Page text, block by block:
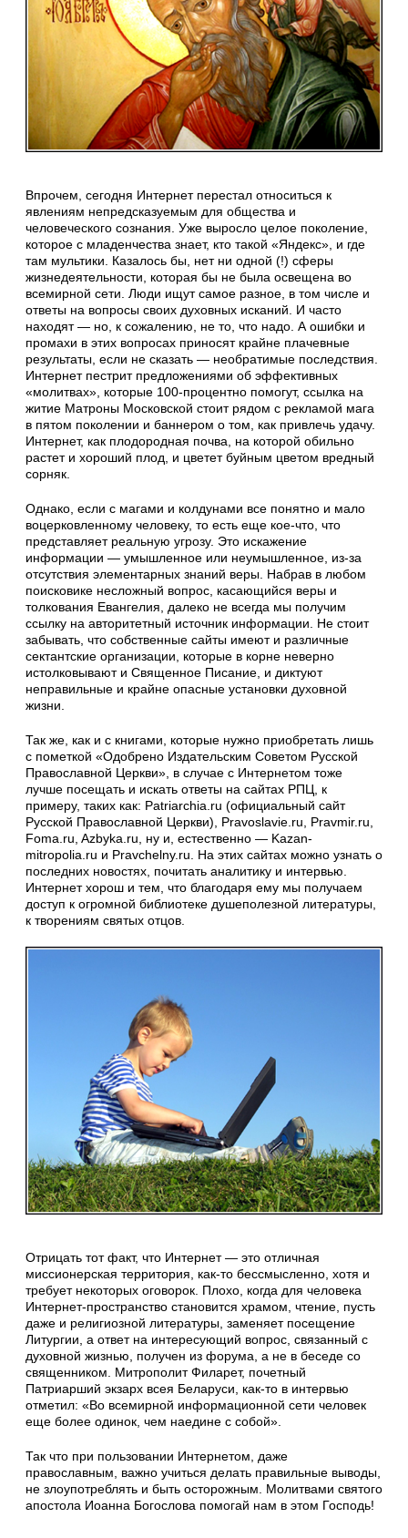
Впрочем, сегодня Интернет перестал относиться к
явлениям непредсказуемым для общества и
человеческого сознания. Уже выросло целое поколение,
которое с младенчества знает, кто такой «Яндекс», и где
там мультики. Казалось бы, нет ни одной (!) сферы
жизнедеятельности, которая бы не была освещена во
всемирной сети. Люди ищут самое разное, в том числе и
ответы на вопросы своих духовных исканий. И часто
находят — но, к сожалению, не то, что надо. А ошибки и
промахи в этих вопросах приносят крайне плачевные
результаты, если не сказать — необратимые последствия.
Интернет пестрит предложениями об эффективных
«молитвах», которые 100-процентно помогут, ссылка на
житие Матроны Московской стоит рядом с рекламой мага
в пятом поколении и баннером о том, как привлечь удачу.
Интернет, как плодородная почва, на которой обильно
растет и хороший плод, и цветет буйным цветом вредный
сорняк.
Однако, если с магами и колдунами все понятно и мало
воцерковленному человеку, то есть еще кое-что, что
представляет реальную угрозу. Это искажение
информации — умышленное или неумышленное, из-за
отсутствия элементарных знаний веры. Набрав в любом
поисковике несложный вопрос, касающийся веры и
толкования Евангелия, далеко не всегда мы получим
ссылку на авторитетный источник информации. Не стоит
забывать, что собственные сайты имеют и различные
сектантские организации, которые в корне неверно
истолковывают и Священное Писание, и диктуют
неправильные и крайне опасные установки духовной
жизни.
Так же, как и с книгами, которые нужно приобретать лишь
с пометкой «Одобрено Издательским Советом Русской
Православной Церкви», в случае с Интернетом тоже
лучше посещать и искать ответы на сайтах РПЦ, к
примеру, таких как: Patriarchia.ru (официальный сайт
Русской Православной Церкви), Pravoslavie.ru, Pravmir.ru,
Foma.ru, Azbyka.ru, ну и, естественно — Kazan-
mitropolia.ru и Pravchelny.ru. На этих сайтах можно узнать о
последних новостях, почитать аналитику и интервью.
Интернет хорош и тем, что благодаря ему мы получаем
доступ к огромной библиотеке душеполезной литературы,
к творениям святых отцов.
Отрицать тот факт, что Интернет — это отличная
миссионерская территория, как-то бессмысленно, хотя и
требует некоторых оговорок. Плохо, когда для человека
Интернет-пространство становится храмом, чтение, пусть
даже и религиозной литературы, заменяет посещение
Литургии, а ответ на интересующий вопрос, связанный с
духовной жизнью, получен из форума, а не в беседе со
священником. Митрополит Филарет, почетный
Патриарший экзарх всея Беларуси, как-то в интервью
отметил: «Во всемирной информационной сети человек
еще более одинок, чем наедине с собой».
Так что при пользовании Интернетом, даже
православным, важно учиться делать правильные выводы,
не злоупотреблять и быть осторожным. Молитвами святого
апостола Иоанна Богослова помогай нам в этом Господь!